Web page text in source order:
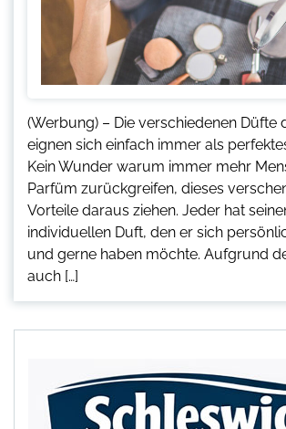
(Werbung) – Die verschiedenen Düfte
eignen sich einfach immer als
Kein Wunder warum immer mehr
Parfüm zurückgreifen, dieses
Vorteile daraus ziehen. Jeder hat
individuellen Duft, den er sich
und gerne haben möchte. Aufgrund
auch […]